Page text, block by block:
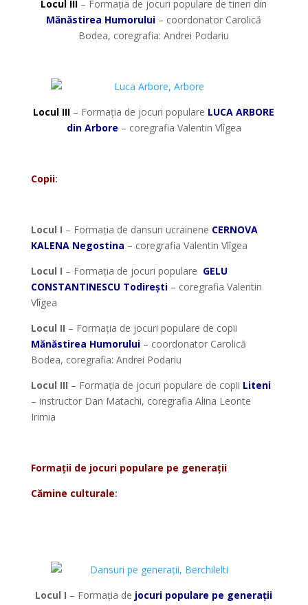
Locul III – Formația de jocuri populare de tineri din
Mănăstirea Humorului – coordonator Carolică
Bodea, coregrafia: Andrei Podariu
Locul III – Formația de jocuri populare LUCA ARBORE
din Arbore – coregrafia Valentin Vlîgea
Copii:
Locul I – Formația de dansuri ucrainene CERNOVA
KALENA Negostina – coregrafia Valentin Vlîgea
Locul I – Formația de jocuri populare GELU
CONSTANTINESCU Todirești– coregrafia Valentin
Vlîgea
Locul II – Formația de jocuri populare de copii
Mănăstirea Humorului– coordonator Carolică
Bodea, coregrafia: Andrei Podariu
Locul III – Formația de jocuri populare de copii Liteni
– instructor Dan Matachi, coregrafia Alina Leonte
Irimia
Formații de jocuri populare pe generații
Cămine culturale:
Locul I – Formația de jocuri populare pe generații